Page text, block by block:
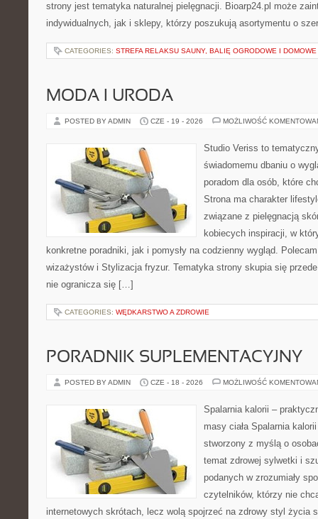
strony jest tematyka naturalnej pielęgnacji. Bioarp24.pl może
indywidualnych, jak i sklepy, którzy poszukują asortymentu o
CATEGORIES: STREFA RELAKSU SAUNY, BALIĘ OGRODOWE I DOMOWE
MODA I URODA
POSTED BY ADMIN CZE - 19 - 2026 MOŻLIWOŚĆ
Studio Veriss to
świadomemu dbaniu o
poradom dla osób, które
Strona ma charakter
związane z pielęgnacją
kobiecych inspiracji, w
konkretne poradniki, jak i pomysły na codzienny wygląd.
wizażystów i Stylizacja fryzur. Tematyka strony skupia się
nie ogranicza się […]
CATEGORIES: WĘDKARSTWO A ZDROWIE
PORADNIK SUPLEMENTACYJNY
POSTED BY ADMIN CZE - 18 - 2026 MOŻLIWOŚĆ
Spalarnia kalorii –
masy ciała Spalarnia
stworzony z myślą o
temat zdrowej sylwetki i
podanych w zrozumiały
czytelników, którzy nie
internetowych skrótach, lecz wolą spojrzeć na zdrowy styl życia